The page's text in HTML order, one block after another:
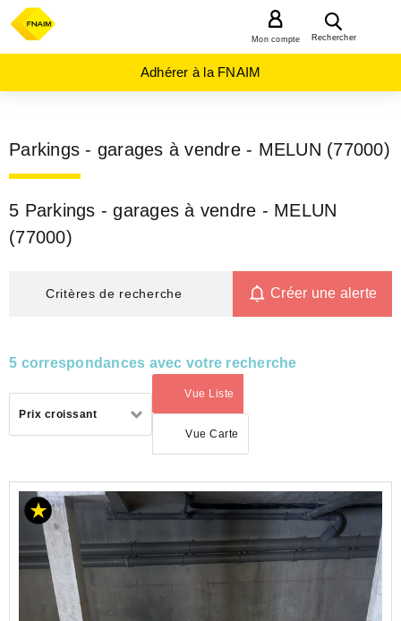
Rechercher
Mon compte
Adhérer à la FNAIM
Parkings - garages à vendre - MELUN (77000)
5 Parkings - garages à vendre - MELUN
(77000)
Critères de recherche Créer une alerte
5 correspondances avec votre recherche
Prix croissant
Vue Liste
(activé)
Vue Carte
ACHAT
PARKING
ILE-
DE-
FRANCE